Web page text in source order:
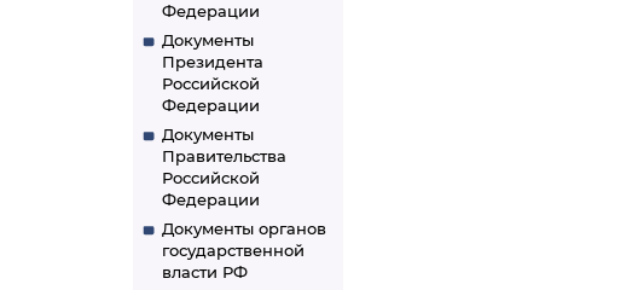
Федерации
Документы
Президента
Российской
Федерации
Документы
Правительства
Российской
Федерации
Документы органов
государственной
власти РФ